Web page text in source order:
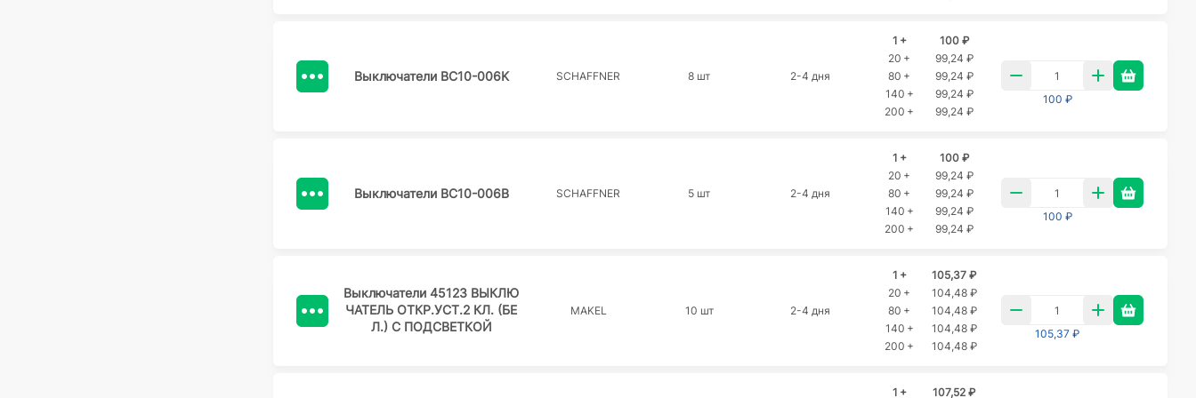
Выключатели BC10-006K SCHAFFNER 8 шт 2-4 дня
1 +
100 ₽
20 +
99,24 ₽
80 +
99,24 ₽
140 +
99,24 ₽
200 +
99,24 ₽
100 ₽
Выключатели BC10-006B SCHAFFNER 5 шт 2-4 дня
1 +
100 ₽
20 +
99,24 ₽
80 +
99,24 ₽
140 +
99,24 ₽
200 +
99,24 ₽
100 ₽
Выключатели 45123 ВЫКЛЮ
ЧАТЕЛЬ ОТКР.УСТ.2 КЛ. (БЕ
Л.) С ПОДСВЕТКОЙ
MAKEL 10 шт 2-4 дня
1 +
105,37 ₽
20 +
104,48 ₽
80 +
104,48 ₽
140 +
104,48 ₽
200 +
104,48 ₽
105,37 ₽
1 + 107,52 ₽